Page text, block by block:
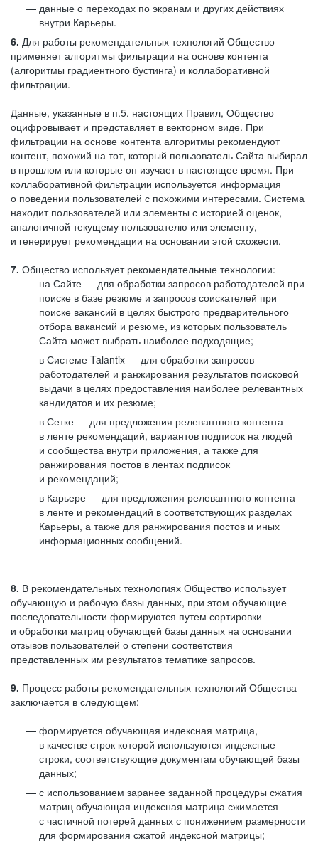
данные о переходах по экранам и других действиях
внутри Карьеры.
6. Для работы рекомендательных технологий Общество
применяет алгоритмы фильтрации на основе контента
(алгоритмы градиентного бустинга) и коллаборативной
фильтрации.
Данные, указанные в п.5. настоящих Правил, Общество
оцифровывает и представляет в векторном виде. При
фильтрации на основе контента алгоритмы рекомендуют
контент, похожий на тот, который пользователь Сайта выбирал
в прошлом или которые он изучает в настоящее время. При
коллаборативной фильтрации используется информация
о поведении пользователей с похожими интересами. Система
находит пользователей или элементы с историей оценок,
аналогичной текущему пользователю или элементу,
и генерирует рекомендации на основании этой схожести.
7. Общество использует рекомендательные технологии:
на Сайте — для обработки запросов работодателей при
поиске в базе резюме и запросов соискателей при
поиске вакансий в целях быстрого предварительного
отбора вакансий и резюме, из которых пользователь
Сайта может выбрать наиболее подходящие;
в Системе Talantix — для обработки запросов
работодателей и ранжирования результатов поисковой
выдачи в целях предоставления наиболее релевантных
кандидатов и их резюме;
в Сетке — для предложения релевантного контента
в ленте рекомендаций, вариантов подписок на людей
и сообщества внутри приложения, а также для
ранжирования постов в лентах подписок
и рекомендаций;
в Карьере — для предложения релевантного контента
в ленте и рекомендаций в соответствующих разделах
Карьеры, а также для ранжирования постов и иных
информационных сообщений.
8. В рекомендательных технологиях Общество использует
обучающую и рабочую базы данных, при этом обучающие
последовательности формируются путем сортировки
и обработки матриц обучающей базы данных на основании
отзывов пользователей о степени соответствия
представленных им результатов тематике запросов.
9. Процесс работы рекомендательных технологий Общества
заключается в следующем:
формируется обучающая индексная матрица,
в качестве строк которой используются индексные
строки, соответствующие документам обучающей базы
данных;
с использованием заранее заданной процедуры сжатия
матриц обучающая индексная матрица сжимается
с частичной потерей данных с понижением размерности
для формирования сжатой индексной матрицы;